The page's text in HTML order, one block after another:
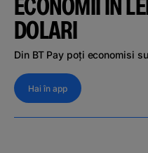
DOLARI
Din BT Pay poți economisi
Hai în app